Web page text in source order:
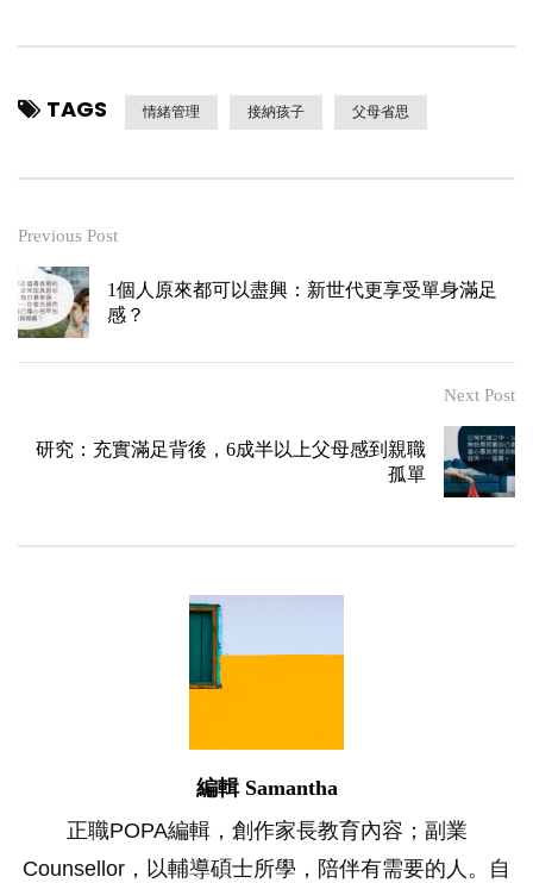
TAGS 情緒管理 接納孩子 父母省思
Previous Post
1個人原來都可以盡興：新世代更享受單身滿足
感？
Next Post
研究：充實滿足背後，6成半以上父母感到親職
孤單
編輯 Samantha
正職POPA編輯，創作家長教育內容；副業
Counsellor，以輔導碩士所學，陪伴有需要的人。自